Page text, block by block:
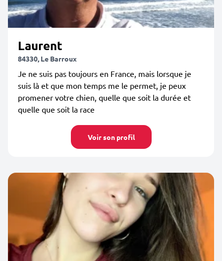
Laurent
84330, Le Barroux
Je ne suis pas toujours en France, mais lorsque je
suis là et que mon temps me le permet, je peux
promener votre chien, quelle que soit la durée et
quelle que soit la race
Voir son profil